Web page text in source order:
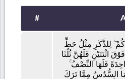
#
لِلذَّكَرِ مِثْلُ حَظِّ
اثْنَتَيْنِ فَلَهُنَّ ثُلُثَا
فَلَهَا النِّصْفُ
السُّدُسُ مِمَّا تَرَكَ